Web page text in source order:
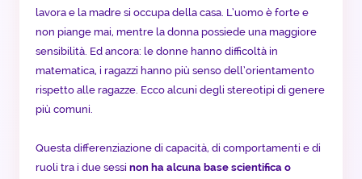
lavora e la madre si occupa della casa. L’uomo è forte e
non piange mai, mentre la donna possiede una maggiore
sensibilità. Ed ancora: le donne hanno difficoltà in
matematica, i ragazzi hanno più senso dell’orientamento
rispetto alle ragazze. Ecco alcuni degli stereotipi di genere
più comuni.
Questa differenziazione di capacità, di comportamenti e di
ruoli tra i due sessi non ha alcuna base scientifica o